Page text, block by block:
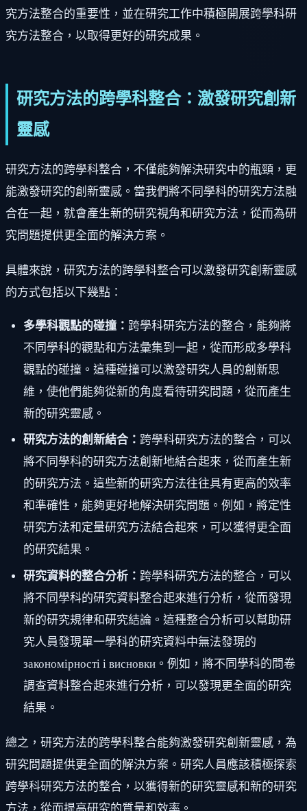
究方法整合的重要性，並在研究工作中積極開展跨學科研
究方法整合，以取得更好的研究成果。
研究方法的跨學科整合：激發研究創新
靈感
研究方法的跨學科整合，不僅能夠解決研究中的瓶頸，更
能激發研究的創新靈感。當我們將不同學科的研究方法融
合在一起，就會產生新的研究視角和研究方法，從而為研
究問題提供更全面的解決方案。
具體來說，研究方法的跨學科整合可以激發研究創新靈感
的方式包括以下幾點：
多學科觀點的碰撞： 跨學科研究方法的整合，能夠將
不同學科的觀點和方法彙集到一起，從而形成多學科
觀點的碰撞。這種碰撞可以激發研究人員的創新思
維，使他們能夠從新的角度看待研究問題，從而產生
新的研究靈感。
研究方法的創新結合： 跨學科研究方法的整合，可以
將不同學科的研究方法創新地結合起來，從而產生新
的研究方法。這些新的研究方法往往具有更高的效率
和準確性，能夠更好地解決研究問題。例如，將定性
研究方法和定量研究方法結合起來，可以獲得更全面
的研究結果。
研究資料的整合分析： 跨學科研究方法的整合，可以
將不同學科的研究資料整合起來進行分析，從而發現
新的研究規律和研究結論。這種整合分析可以幫助研
究人員發現單一學科的研究資料中無法發現的
закономірності і висновки。例如，將不同學科的問卷
調查資料整合起來進行分析，可以發現更全面的研究
結果。
總之，研究方法的跨學科整合能夠激發研究創新靈感，為
研究問題提供更全面的解決方案。研究人員應該積極探索
跨學科研究方法的整合，以獲得新的研究靈感和新的研究